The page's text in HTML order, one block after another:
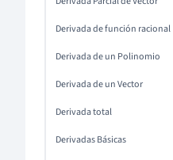
Derivada de función racional
Derivada de un Polinomio
Derivada de un Vector
Derivada total
Derivadas Básicas